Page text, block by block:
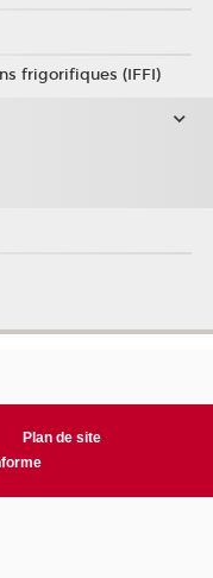
frigorifiques (IFFI)
Plan de site